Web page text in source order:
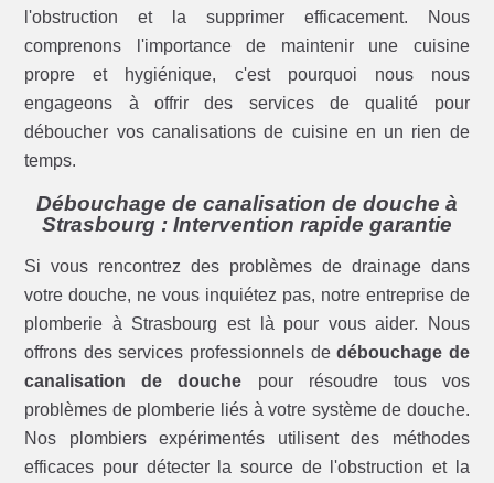
l'obstruction et la supprimer efficacement. Nous
comprenons l'importance de maintenir une cuisine
propre et hygiénique, c'est pourquoi nous nous
engageons à offrir des services de qualité pour
déboucher vos canalisations de cuisine en un rien de
temps.
Débouchage de canalisation de douche à
Strasbourg : Intervention rapide garantie
Si vous rencontrez des problèmes de drainage dans
votre douche, ne vous inquiétez pas, notre entreprise de
plomberie à Strasbourg est là pour vous aider. Nous
offrons des services professionnels dedébouchage de
canalisation de douche pour résoudre tous vos
problèmes de plomberie liés à votre système de douche.
Nos plombiers expérimentés utilisent des méthodes
efficaces pour détecter la source de l'obstruction et la